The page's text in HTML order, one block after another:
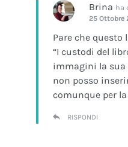
Brina ha
25 Ottobre
Pare che questo
“I custodi del
immagini la sua
non posso
comunque per
RISPONDI